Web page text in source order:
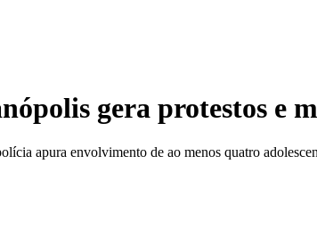
gera protestos e
apura envolvimento de ao menos quatro